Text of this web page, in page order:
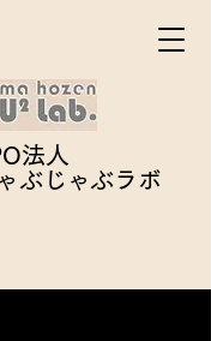
法人
ぶじゃぶラボ